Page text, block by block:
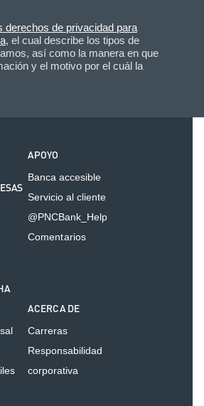
derechos de privacidad para
, el cual describe los tipos de
así como la manera en que
y el motivo por el cuál la
APOYO
Banca accesible
Servicio al cliente
@PNCBank_Help
Comentarios
ACERCA DE
Carreras
Responsabilidad
corporativa